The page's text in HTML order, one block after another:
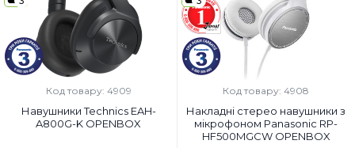
Вага, г:
197 г
Тип підключення:
Бездротові
Ні
Вага, г:
130 г
Тип підключення:
Дротовий
Код товару: 4909
Навушники Technics EAH-
A800G-K OPENBOX
Код товару: 4908
Накладні стерео навушники з
мікрофоном Panasonic RP-
HF500MGCW OPENBOX